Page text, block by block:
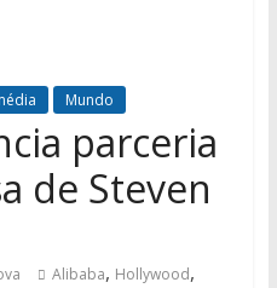
Mundo
parceria
de Steven
Alibaba, Hollywood,